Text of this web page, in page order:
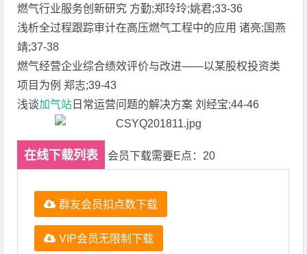
燃气行业服务创新研究 方勤;郑玲玲;姚君;33-36
浅析全过程跟踪审计在高压燃气工程中的应用 诸亮;国燕
靖;37-38
燃气经营企业综合绩效评价与改进——以某股权投资类
项目为例 郑志;39-43
浅谈加气站 日常运营问题的解决方案 刘经宝;44-46
在线下载列表 会员下载需要E点：20
群友会员扣点数下载
VIP会员无限制下载